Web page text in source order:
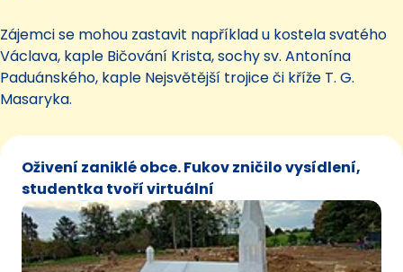
Zájemci se mohou zastavit například u kostela svatého
Václava, kaple Bičování Krista, sochy sv. Antonína
Paduánského, kaple Nejsvětější trojice či kříže T. G.
Masaryka.
Oživení zaniklé obce. Fukov zničilo vysídlení,
studentka tvoří virtuální